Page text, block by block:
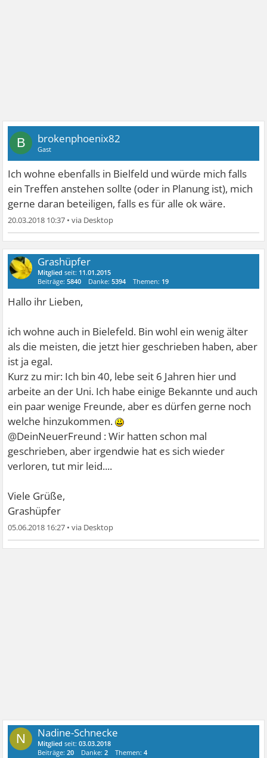
B brokenphoenix82
Gast
Ich wohne ebenfalls in Bielfeld und würde mich falls
ein Treffen anstehen sollte (oder in Planung ist), mich
gerne daran beteiligen, falls es für alle ok wäre.
20.03.2018 10:37 •
Grashüpfer
Mitglied seit: 11.01.2015
Beiträge:5840 Danke:5394 Themen: 19
Hallo ihr Lieben,
ich wohne auch in Bielefeld. Bin wohl ein wenig älter
als die meisten, die jetzt hier geschrieben haben, aber
ist ja egal.
Kurz zu mir: Ich bin 40, lebe seit 6 Jahren hier und
arbeite an der Uni. Ich habe einige Bekannte und auch
ein paar wenige Freunde, aber es dürfen gerne noch
welche hinzukommen.
@DeinNeuerFreund : Wir hatten schon mal
geschrieben, aber irgendwie hat es sich wieder
verloren, tut mir leid....
Viele Grüße,
Grashüpfer
05.06.2018 16:27 •
N Nadine-Schnecke
Mitglied seit:03.03.2018
Beiträge:20 Danke:2 Themen:4